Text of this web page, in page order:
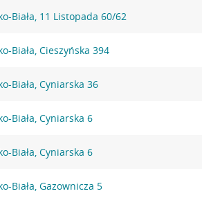
Biała, 11 Listopada 60/62
Biała, Cieszyńska 394
Biała, Cyniarska 36
Biała, Cyniarska 6
Biała, Cyniarska 6
Biała, Gazownicza 5